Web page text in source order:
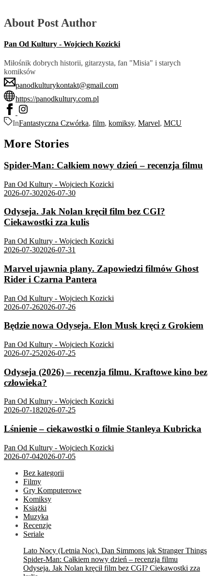
About Post Author
Pan Od Kultury - Wojciech Kozicki
Miłośnik dobrych historii, gitarzysta, fan "Misia" i starych
komiksów
panodkulturykontakt@gmail.com
https://panodkultury.com.pl
InFantastyczna Czwórka, film, komiksy, Marvel, MCU
More Stories
Spider-Man: Całkiem nowy dzień – recenzja filmu
Pan Od Kultury - Wojciech Kozicki
2026-07-302026-07-30
Odyseja. Jak Nolan kręcił film bez CGI?
Ciekawostki zza kulis
Pan Od Kultury - Wojciech Kozicki
2026-07-302026-07-31
Marvel ujawnia plany. Zapowiedzi filmów Ghost
Rider i Czarna Pantera
Pan Od Kultury - Wojciech Kozicki
2026-07-262026-07-26
Będzie nowa Odyseja. Elon Musk kręci z Grokiem
Pan Od Kultury - Wojciech Kozicki
2026-07-252026-07-25
Odyseja (2026) – recenzja filmu. Kraftowe kino bez
człowieka?
Pan Od Kultury - Wojciech Kozicki
2026-07-182026-07-25
Lśnienie – ciekawostki o filmie Stanleya Kubricka
Pan Od Kultury - Wojciech Kozicki
2026-07-042026-07-05
Bez kategorii
Filmy
Gry Komputerowe
Komiksy
Książki
Muzyka
Recenzje
Seriale
Lato Nocy (Letnia Noc). Dan Simmons jak Stranger Things
Spider-Man: Całkiem nowy dzień – recenzja filmu
Odyseja. Jak Nolan kręcił film bez CGI? Ciekawostki zza